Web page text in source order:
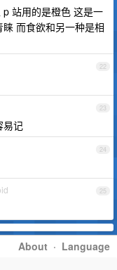
p 站用的是橙色 这是一
而食欲和另一种是相
22
23
易记
24
25
About · Language